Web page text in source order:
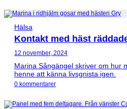
Hälsa
Kontakt med häst
12 november, 2024
Marina Sångängel skriver om hur
henne att känna livsgnista igen.
0 kommentarer